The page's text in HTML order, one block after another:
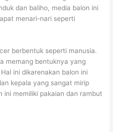
dan baliho, media balon ini
menari-nari seperti
berbentuk seperti manusia.
memang bentuknya yang
ini dikarenakan balon ini
kepala yang sangat mirip
ini memiliki pakaian dan rambut